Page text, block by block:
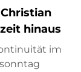
hinaus
im